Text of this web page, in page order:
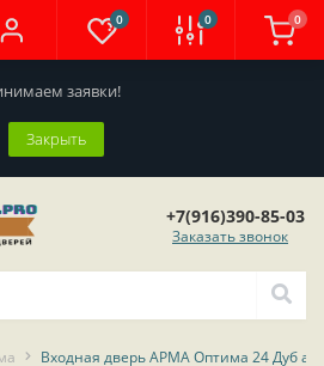
заявки!
Закрыть
0 0 0
+7(916)390-85-03
Заказать звонок
Входная дверь АРМА Оптима 24 Дуб